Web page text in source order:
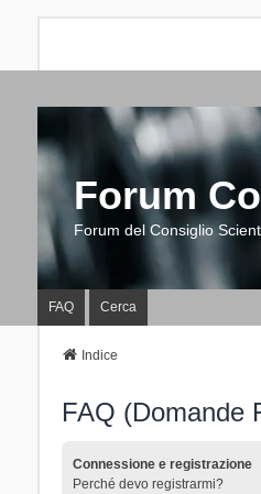
Forum
Forum del Consiglio
FAQ Cerca
Indice
FAQ (Domande
Connessione e registrazione
Perché devo registrarmi?